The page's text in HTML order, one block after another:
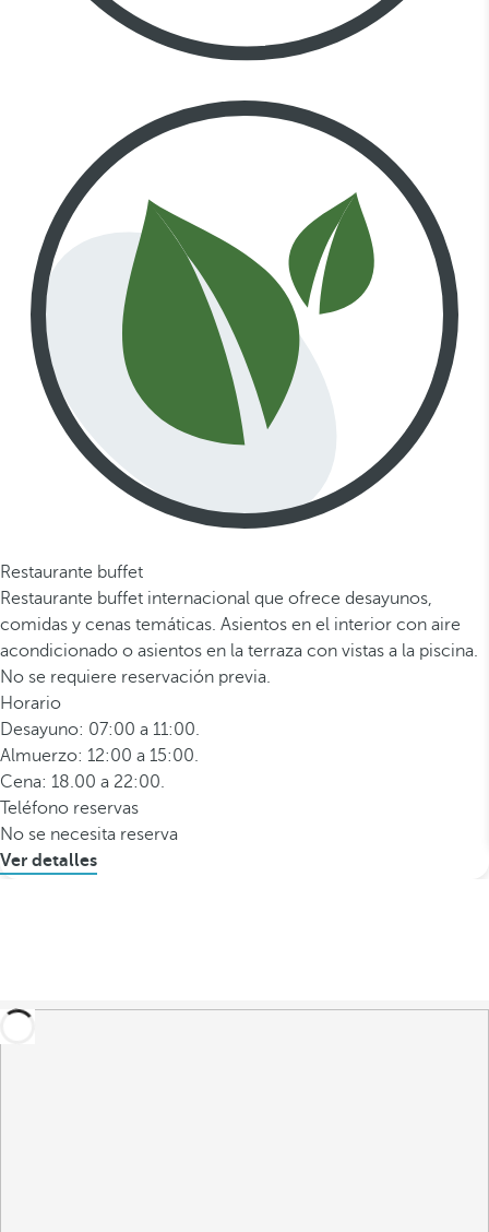
Restaurante buffet
Restaurante buffet internacional que ofrece desayunos,
comidas y cenas temáticas. Asientos en el interior con aire
acondicionado o asientos en la terraza con vistas a la piscina.
No se requiere reservación previa.
Horario
Desayuno: 07:00 a 11:00.
Almuerzo: 12:00 a 15:00.
Cena: 18.00 a 22:00.
Teléfono reservas
No se necesita reserva
Ver detalles